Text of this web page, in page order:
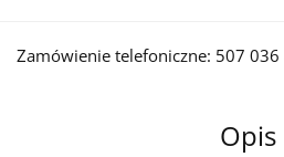
Zamówienie telefoniczne: 507 036
Opis